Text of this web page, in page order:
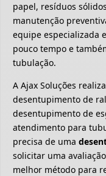
papel, resíduos
manutenção
equipe especializada
pouco tempo e
tubulação.
A Ajax Soluções
desentupimento de
desentupimento de
atendimento para
precisa de uma
solicitar uma
melhor método para